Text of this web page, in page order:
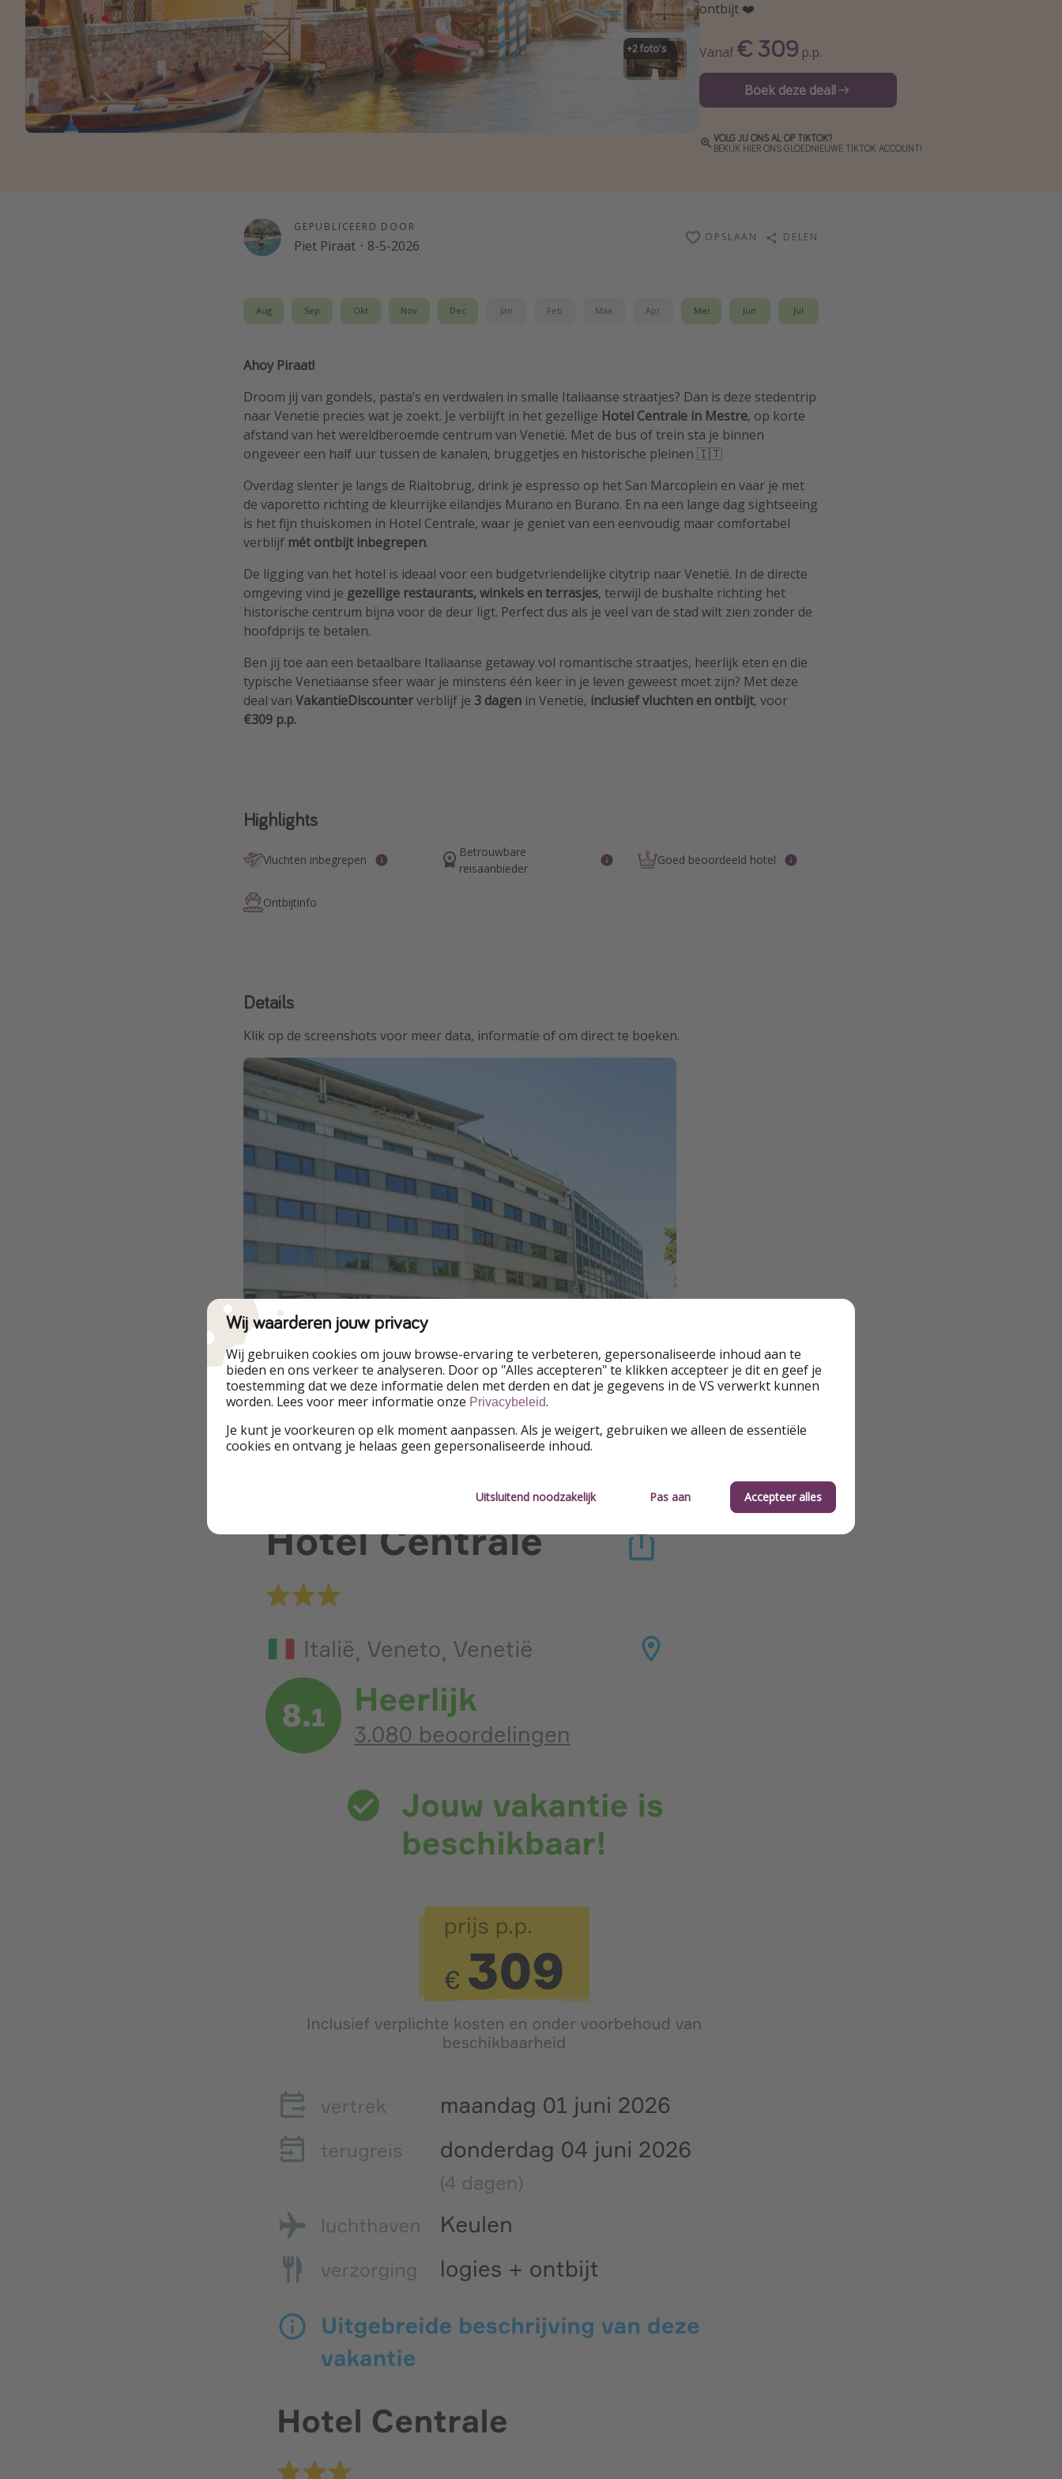
+2foto's
ontbijt ❤️
Vanaf€ 309 p.p.
Boek deze deal!
VOLG JIJ ONS AL OP TIKTOK?
BEKIJK HIER ONS GLOEDNIEUWE TIKTOK ACCOUNT!
GEPUBLICEERD DOOR
Piet Piraat · 8-5-2026
OPSLAAN DELEN
Aug Sep Okt Nov Dec Jan Feb Maa Apr Mei Jun Jul
Ahoy Piraat!
Droom jij van gondels, pasta’s en verdwalen in smalle Italiaanse straatjes? Dan is deze stedentrip
naar Venetië precies wat je zoekt. Je verblijft in het gezellige Hotel Centrale in Mestre, op korte
afstand van het wereldberoemde centrum van Venetië. Met de bus of trein sta je binnen
ongeveer een half uur tussen de kanalen, bruggetjes en historische pleinen 🇮🇹
Overdag slenter je langs de Rialtobrug, drink je espresso op het San Marcoplein en vaar je met
de vaporetto richting de kleurrijke eilandjes Murano en Burano. En na een lange dag sightseeing
is het fijn thuiskomen in Hotel Centrale, waar je geniet van een eenvoudig maar comfortabel
verblijf mét ontbijt inbegrepen.
De ligging van het hotel is ideaal voor een budgetvriendelijke citytrip naar Venetië. In de directe
omgeving vind je gezellige restaurants, winkels en terrasjes, terwijl de bushalte richting het
historische centrum bijna voor de deur ligt. Perfect dus als je veel van de stad wilt zien zonder de
hoofdprijs te betalen.
Ben jij toe aan een betaalbare Italiaanse getaway vol romantische straatjes, heerlijk eten en die
typische Venetiaanse sfeer waar je minstens één keer in je leven geweest moet zijn? Met deze
deal van VakantieDiscounterverblijf je 3 dagen in Venetië, inclusiefvluchten en ontbijt, voor
€309 p.p.
Highlights
Vluchten inbegrepen
Betrouwbare
reisaanbieder
Goed beoordeeld hotel
Ontbijtinfo
Details
Klik op de screenshots voor meer data, informatie of om direct te boeken.
Wij waarderen jouw privacy
Wij gebruiken cookies om jouw browse-ervaring te verbeteren, gepersonaliseerde inhoud aan te
bieden en ons verkeer te analyseren. Door op "Alles accepteren" te klikken accepteer je dit en geef je
toestemming dat we deze informatie delen met derden en dat je gegevens in de VS verwerkt kunnen
worden. Lees voor meer informatie onze Privacybeleid.
Je kunt je voorkeuren op elk moment aanpassen. Als je weigert, gebruiken we alleen de essentiële
cookies en ontvang je helaas geen gepersonaliseerde inhoud.
Uitsluitend noodzakelijk Pas aan Accepteer alles